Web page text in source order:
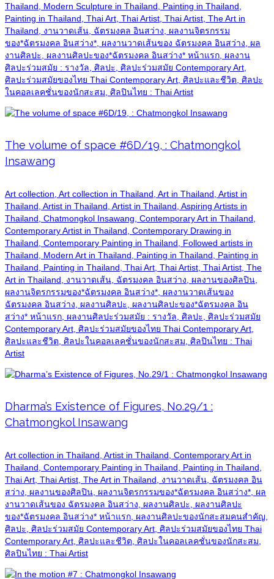
Thailand, Modern Sculpture in Thailand, Painting in Thailand,
Painting in Thailand, Thai Art, Thai Artist, Thai Artist, The Art in
Thailand, งานวาดเส้น, ฉัตรมงคล อินสว่าง, ผลงานจิตรกรรม
ของ*ฉัตรมงคล อินสว่าง*, ผลงานวาดเส้นของ ฉัตรมงคล อินสว่าง, ผล
งานศิลปะ, ผลงานศิลปะของ*ฉัตรมงคล อินสว่าง* หน้าแรก, ผลงาน
ศิลปะร่วมสมัย : รางวัล, ศิลปะ, ศิลปะร่วมสมัย Contemporary Art,
ศิลปะร่วมสมัยของไทย Thai Contemporary Art, ศิลปะและชีวิต, ศิลปะ
ในคอลเลคชั่นของนักสะสม, ศิลปินไทย : Thai Artist
The volume of space #6D/19, : Chatmongkol
Insawang
Art collection, Art collection in Thailand, Art in Thailand, Artist in
Thailand, Artist in Thailand, Artist in Thailand, Aspiring Artists in
Thailand, Chatmongkol Insawang, Contemporary Art in Thailand,
Contemporary Artist in Thailand, Contemporary Drawing in
Thailand, Contemporary Painting in Thailand, Followed artists in
Thailand, Modern Art in Thailand, Painting in Thailand, Painting in
Thailand, Painting in Thailand, Thai Art, Thai Artist, Thai Artist, The
Art in Thailand, งานวาดเส้น, ฉัตรมงคล อินสว่าง, ผลงานของศิลปิน,
ผลงานจิตรกรรมของ*ฉัตรมงคล อินสว่าง*, ผลงานวาดเส้นของ
ฉัตรมงคล อินสว่าง, ผลงานศิลปะ, ผลงานศิลปะของ*ฉัตรมงคล อิน
สว่าง* หน้าแรก, ผลงานศิลปะร่วมสมัย : รางวัล, ศิลปะ, ศิลปะร่วมสมัย
Contemporary Art, ศิลปะร่วมสมัยของไทย Thai Contemporary Art,
ศิลปะและชีวิต, ศิลปะในคอลเลคชั่นของนักสะสม, ศิลปินไทย : Thai
Artist
Dharma’s Existence of Figures, No.29/1 :
Chatmongkol Insawang
Art collection in Thailand, Artist in Thailand, Contemporary Art in
Thailand, Contemporary Painting in Thailand, Painting in Thailand,
Thai Art, Thai Artist, The Art in Thailand, งานวาดเส้น, ฉัตรมงคล อิน
สว่าง, ผลงานของศิลปิน, ผลงานจิตรกรรมของ*ฉัตรมงคล อินสว่าง*, ผล
งานวาดเส้นของ ฉัตรมงคล อินสว่าง, ผลงานศิลปะ, ผลงานศิลปะ
ของ*ฉัตรมงคล อินสว่าง* หน้าแรก, ผลงานศิลปะของนักสะสมคนสำคัญ,
ศิลปะ, ศิลปะร่วมสมัย Contemporary Art, ศิลปะร่วมสมัยของไทย Thai
Contemporary Art, ศิลปะและชีวิต, ศิลปะในคอลเลคชั่นของนักสะสม,
ศิลปินไทย : Thai Artist